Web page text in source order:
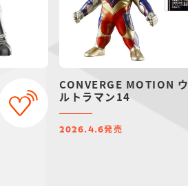
CONVERGE MOTION ウ
ルトラマン14
2026.4.6発売